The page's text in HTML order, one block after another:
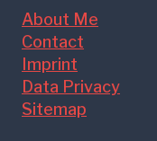
About Me
Contact
Imprint
Data Privacy
Sitemap